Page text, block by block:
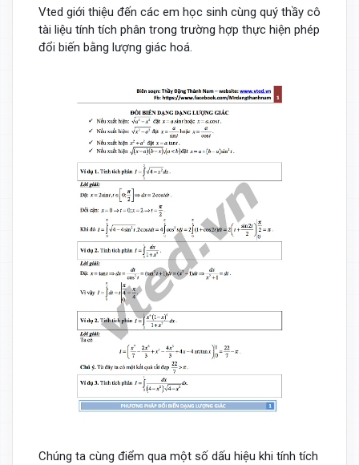
Vted giới thiệu đến các em học sinh cùng quý thầy cô
tài liệu tính tích phân trong trường hợp thực hiện phép
đổi biến bằng lượng giác hoá.
Chúng ta cùng điểm qua một số dấu hiệu khi tính tích